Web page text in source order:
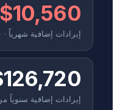
$10,560
إيرادات إضافية شهرياً · +132
إيرادات إضافية سنوياً